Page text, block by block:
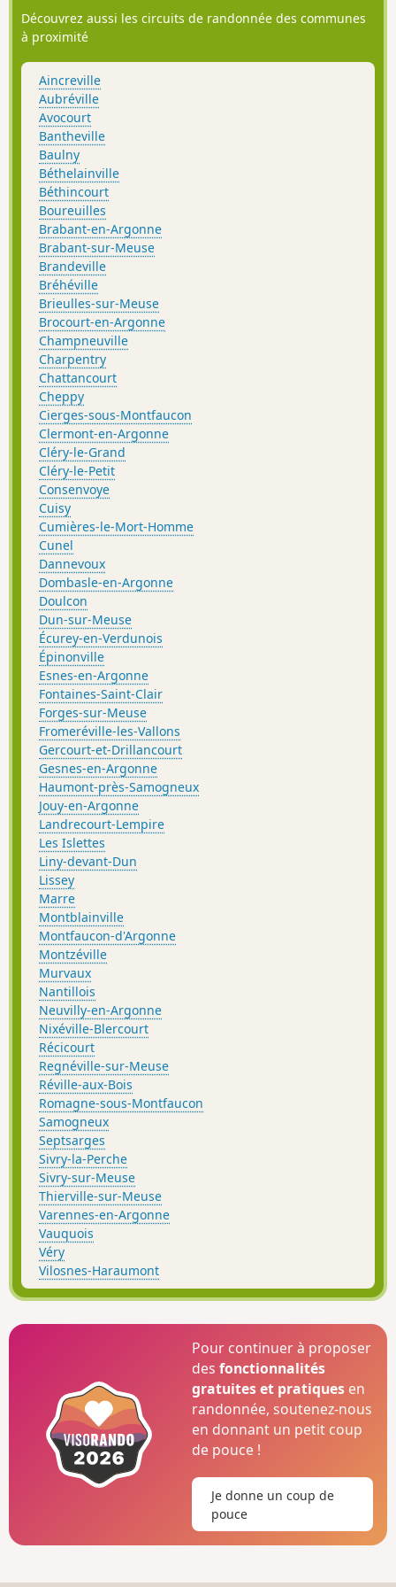
d’un patrimoine naturel préservé.
Découvrez aussi les circuits de randonnée des communes
à proximité
Aincreville
Aubréville
Avocourt
Bantheville
Baulny
Béthelainville
Béthincourt
Boureuilles
Brabant-en-Argonne
Brabant-sur-Meuse
Brandeville
Bréhéville
Brieulles-sur-Meuse
Brocourt-en-Argonne
Champneuville
Charpentry
Chattancourt
Cheppy
Cierges-sous-Montfaucon
Clermont-en-Argonne
Cléry-le-Grand
Cléry-le-Petit
Consenvoye
Cuisy
Cumières-le-Mort-Homme
Cunel
Dannevoux
Dombasle-en-Argonne
Doulcon
Dun-sur-Meuse
Écurey-en-Verdunois
Épinonville
Esnes-en-Argonne
Fontaines-Saint-Clair
Forges-sur-Meuse
Fromeréville-les-Vallons
Gercourt-et-Drillancourt
Gesnes-en-Argonne
Haumont-près-Samogneux
Jouy-en-Argonne
Landrecourt-Lempire
Les Islettes
Liny-devant-Dun
Lissey
Marre
Montblainville
Montfaucon-d'Argonne
Montzéville
Murvaux
Nantillois
Neuvilly-en-Argonne
Nixéville-Blercourt
Récicourt
Regnéville-sur-Meuse
Réville-aux-Bois
Romagne-sous-Montfaucon
Samogneux
Septsarges
Sivry-la-Perche
Sivry-sur-Meuse
Thierville-sur-Meuse
Varennes-en-Argonne
Vauquois
Véry
Vilosnes-Haraumont
Pour continuer à proposer
desfonctionnalités
gratuites et pratiques en
randonnée, soutenez-nous
en donnant un petit coup
de pouce !
Je donne un coup de
pouce